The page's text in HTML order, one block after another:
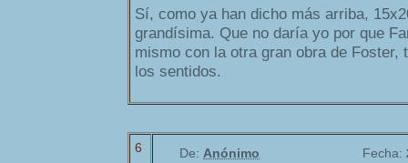
Sí, como ya han dicho más arriba,
grandísima. Que no daría yo por que
mismo con la otra gran obra de Foster,
los sentidos.
6 De: Anónimo Fecha: